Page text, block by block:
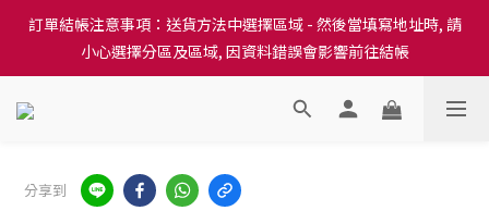
訂單結帳注意事項：送貨方法中選擇區域 - 然後當填寫地址時, 請
小心選擇分區及區域, 因資料錯誤會影響前往結帳
訂單結帳注意事項：送貨方法中選擇區域 - 然後當填寫地址時, 請
小心選擇分區及區域, 因資料錯誤會影響前往結帳
隆重推出本地培育田香雞、金棠雞、粵皇鷄及平原雞等，想食靚雞
訂單結帳注意事項：送貨方法中選擇區域 - 然後當填寫地址時, 請
小心選擇分區及區域, 因資料錯誤會影響前往結帳
分享到